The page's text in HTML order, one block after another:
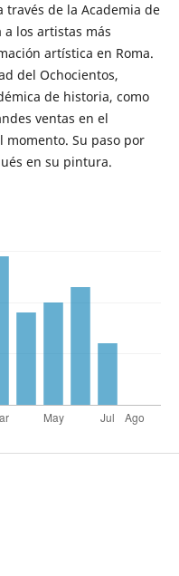
través de la Academia de
los artistas más
artística en Roma.
del Ochocientos,
de historia, como
ventas en el
momento. Su paso por
en su pintura.